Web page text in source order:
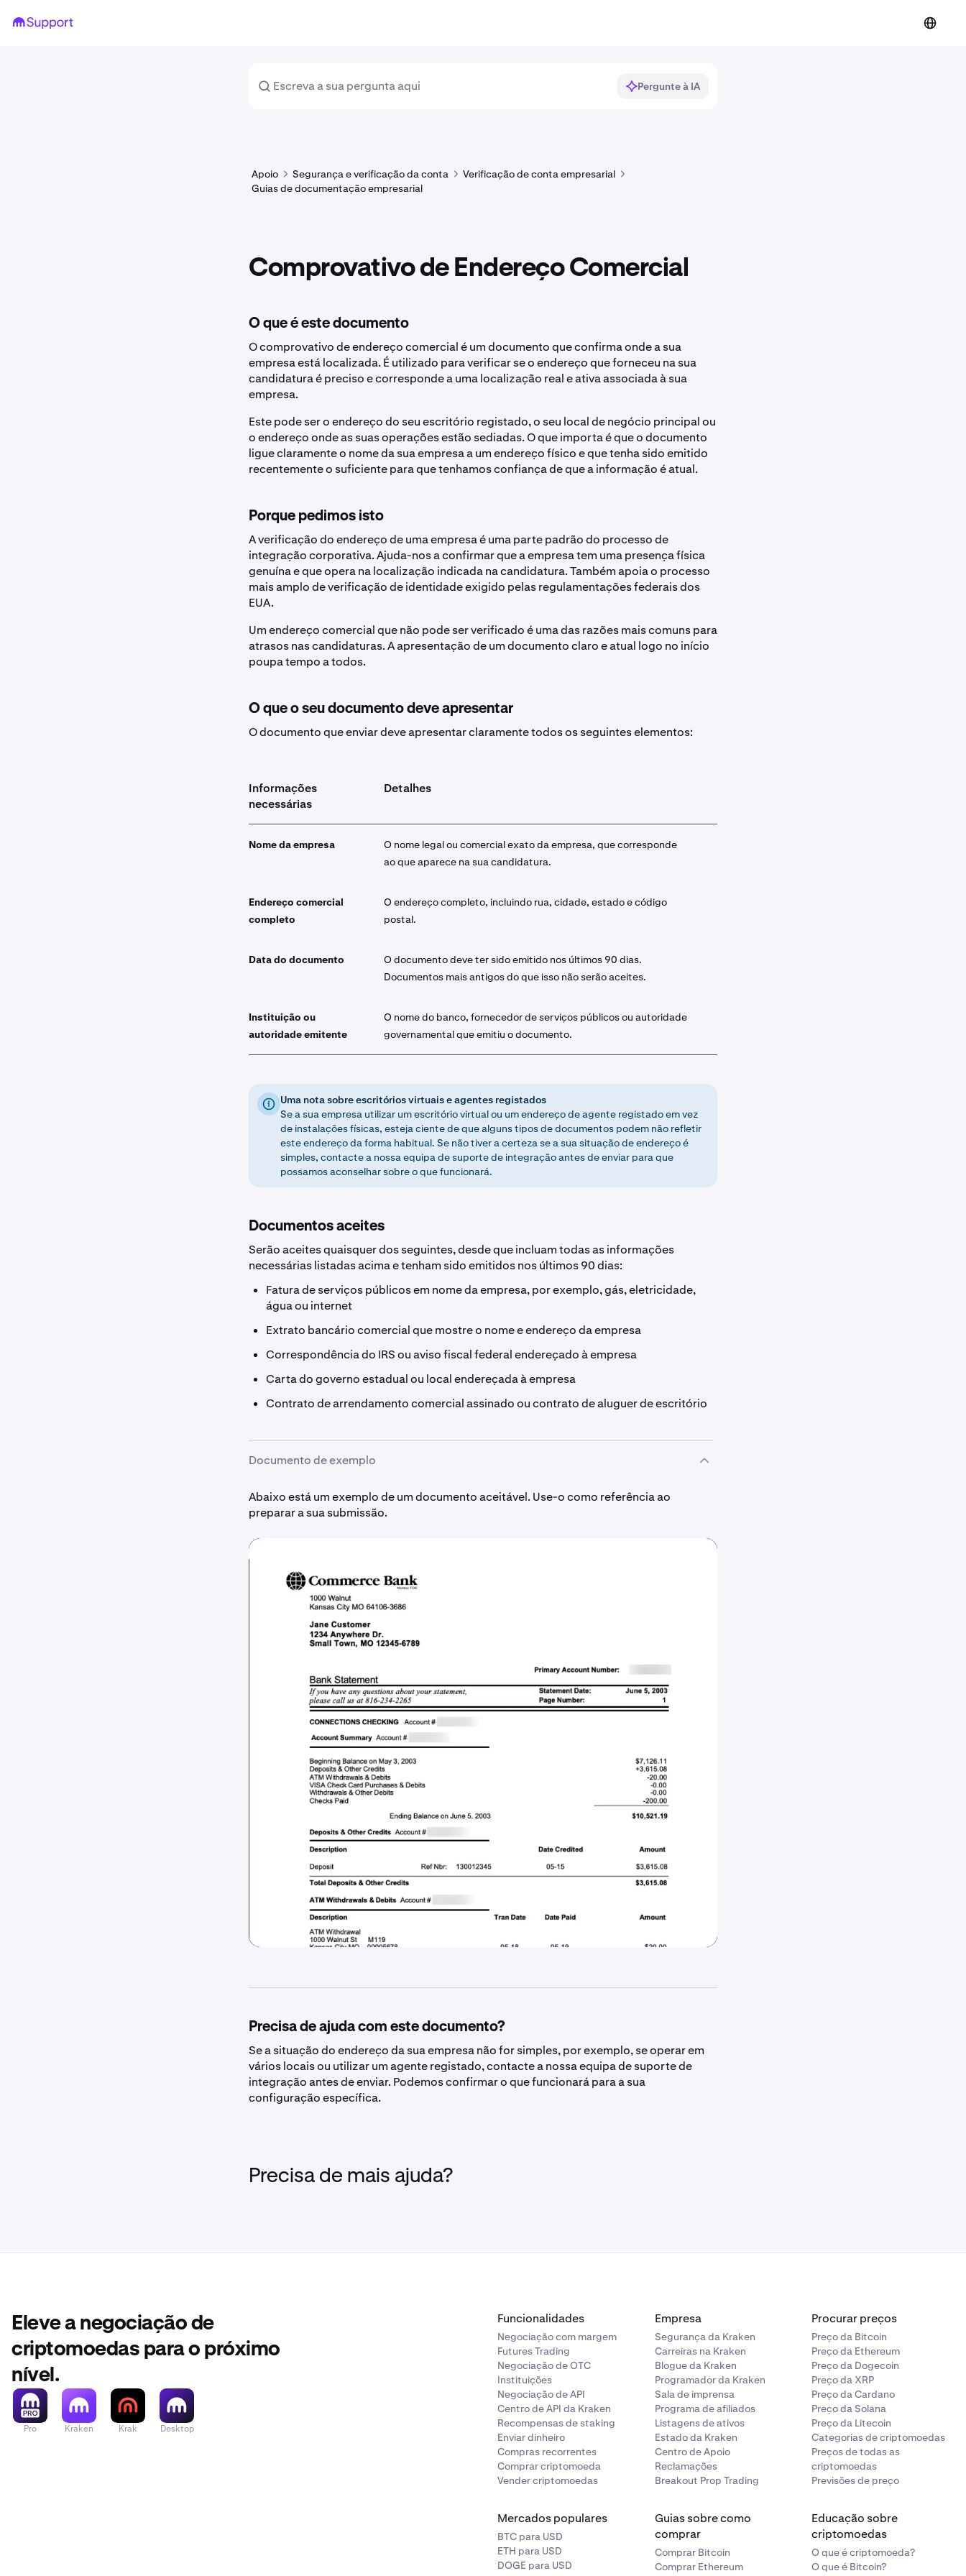
Pergunte à IA
Apoio Segurança e verificação da conta
Verificação de conta empresarial
Guias de documentação empresarial
Comprovativo de Endereço Comercial
O que é este documento
O comprovativo de endereço comercial é um documento que confirma onde a sua
empresa está localizada. É utilizado para verificar se o endereço que forneceu na sua
candidatura é preciso e corresponde a uma localização real e ativa associada à sua
empresa.
Este pode ser o endereço do seu escritório registado, o seu local de negócio principal ou
o endereço onde as suas operações estão sediadas. O que importa é que o documento
ligue claramente o nome da sua empresa a um endereço físico e que tenha sido emitido
recentemente o suficiente para que tenhamos confiança de que a informação é atual.
Porque pedimos isto
A verificação do endereço de uma empresa é uma parte padrão do processo de
integração corporativa. Ajuda-nos a confirmar que a empresa tem uma presença física
genuína e que opera na localização indicada na candidatura. Também apoia o processo
mais amplo de verificação de identidade exigido pelas regulamentações federais dos
EUA.
Um endereço comercial que não pode ser verificado é uma das razões mais comuns para
atrasos nas candidaturas. A apresentação de um documento claro e atual logo no início
poupa tempo a todos.
O que o seu documento deve apresentar
O documento que enviar deve apresentar claramente todos os seguintes elementos:
Informações
necessárias
Detalhes
Nome da empresa
O nome legal ou comercial exato da empresa, que corresponde
ao que aparece na sua candidatura.
Endereço comercial
completo
O endereço completo, incluindo rua, cidade, estado e código
postal.
Data do documento
O documento deve ter sido emitido nos últimos 90 dias.
Documentos mais antigos do que isso não serão aceites.
Instituição ou
autoridade emitente
O nome do banco, fornecedor de serviços públicos ou autoridade
governamental que emitiu o documento.
Uma nota sobre escritórios virtuais e agentes registados
Se a sua empresa utilizar um escritório virtual ou um endereço de agente registado em vez
de instalações físicas, esteja ciente de que alguns tipos de documentos podem não refletir
este endereço da forma habitual. Se não tiver a certeza se a sua situação de endereço é
simples, contacte a nossa equipa de suporte de integração antes de enviar para que
possamos aconselhar sobre o que funcionará.
Documentos aceites
Serão aceites quaisquer dos seguintes, desde que incluam todas as informações
necessárias listadas acima e tenham sido emitidos nos últimos 90 dias:
Fatura de serviços públicos em nome da empresa, por exemplo, gás, eletricidade,
água ou internet
Extrato bancário comercial que mostre o nome e endereço da empresa
Correspondência do IRS ou aviso fiscal federal endereçado à empresa
Carta do governo estadual ou local endereçada à empresa
Contrato de arrendamento comercial assinado ou contrato de aluguer de escritório
Documento de exemplo
Abaixo está um exemplo de um documento aceitável. Use-o como referência ao
preparar a sua submissão.
Precisa de ajuda com este documento?
Se a situação do endereço da sua empresa não for simples, por exemplo, se operar em
vários locais ou utilizar um agente registado, contacte a nossa equipa de suporte de
integração antes de enviar. Podemos confirmar o que funcionará para a sua
configuração específica.
Precisa de mais ajuda?
Eleve a negociação de
criptomoedas para o próximo
nível.
Pro Kraken Krak Desktop
Funcionalidades
Negociação com margem
Futures Trading
Negociação de OTC
Instituições
Negociação de API
Centro de API da Kraken
Recompensas de staking
Enviar dinheiro
Compras recorrentes
Comprar criptomoeda
Vender criptomoedas
Empresa
Segurança da Kraken
Carreiras na Kraken
Blogue da Kraken
Programador da Kraken
Sala de imprensa
Programa de afiliados
Listagens de ativos
Estado da Kraken
Centro de Apoio
Reclamações
Breakout Prop Trading
Procurar preços
Preço da Bitcoin
Preço da Ethereum
Preço da Dogecoin
Preço da XRP
Preço da Cardano
Preço da Solana
Preço da Litecoin
Categorias de criptomoedas
Preços de todas as
criptomoedas
Previsões de preço
Mercados populares
BTC para USD
ETH para USD
DOGE para USD
Guias sobre como
comprar
Comprar Bitcoin
Comprar Ethereum
Educação sobre
criptomoedas
O que é criptomoeda?
O que é Bitcoin?